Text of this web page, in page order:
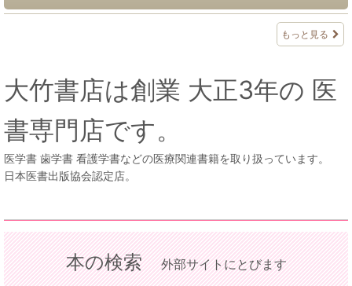
もっと見る
大竹書店は創業 大正3年の 医
書専門店です。
医学書 歯学書 看護学書などの医療関連書籍を取り扱っています。
日本医書出版協会認定店。
本の検索外部サイトにとびます